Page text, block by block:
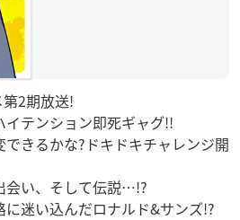
2期放送!
テンション即死ギャグ!!
できるかな?ドキドキチャレンジ開
会い、そして伝説…!?
迷い込んだロナルド&サンズ!?